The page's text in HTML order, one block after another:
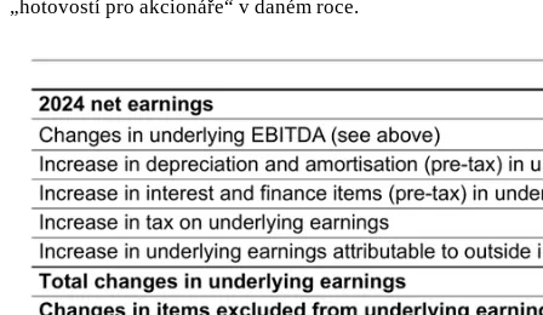
„hotovostí pro akcionáře“ v daném roce.